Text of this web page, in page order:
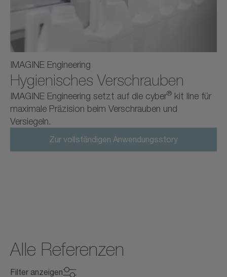
IMAGINE Engineering
Hygienisches Verschrauben
IMAGINE Engineering setzt auf die cyber® kit line für
maximale Präzision beim Verschrauben und
Versiegeln.
Zur vollständigen Anwendungsstory
Alle Referenzen
Filter anzeigen